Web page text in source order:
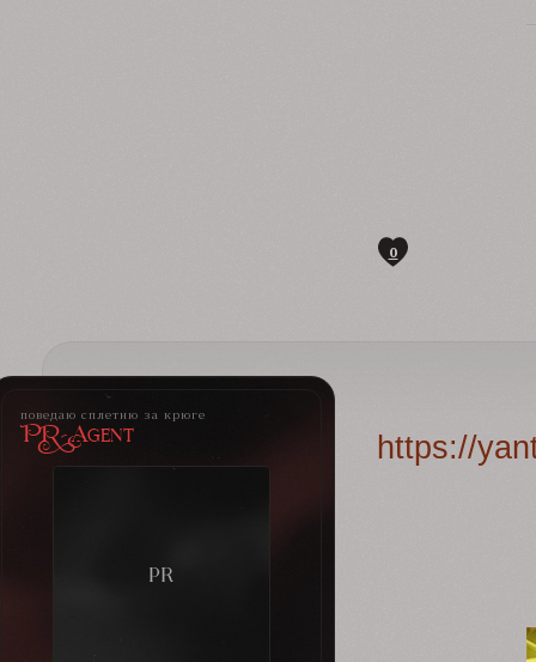
0
поведаю сплетню за крюге
PR-Agent https://